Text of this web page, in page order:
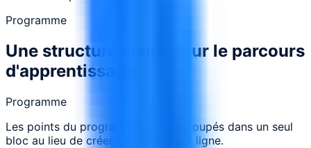
Programme
Une structure claire pour le parcours
d'apprentissage.
Programme
Les points du programme sont regroupés dans un seul
bloc au lieu de créer un module par ligne.